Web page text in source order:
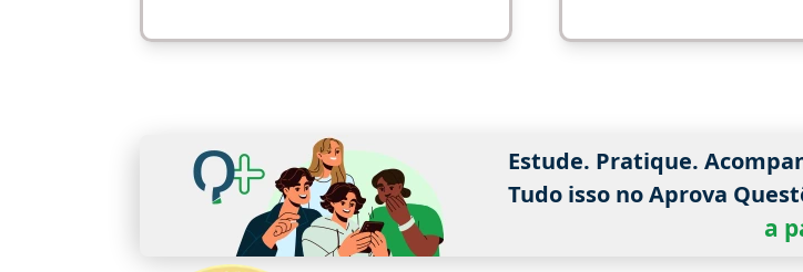
Estude. Pratique.
Tudo isso no Aprova
a